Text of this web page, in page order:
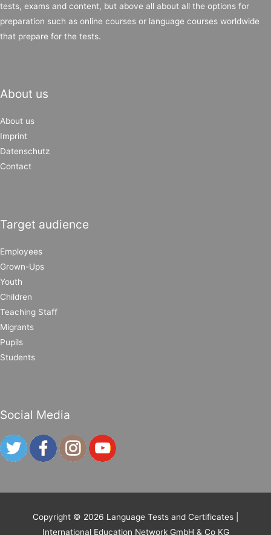
tests, exams and content, but above all about all the options for
preparation such as online courses or language courses worldwide
that prepare for the tests.
About us
About us
Imprint
Datenschutz
Contact
Target audience
Employees
Grown-Ups
Youth
Children
Teaching Staff
Migrants
Pupils
Students
Social Media
Copyright © 2026 Language Tests and Certificates
International Education Network GmbH & Co KG